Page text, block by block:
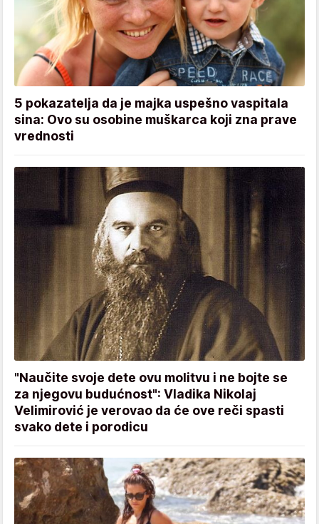
5 pokazatelja da je majka uspešno vaspitala
sina: Ovo su osobine muškarca koji zna prave
vrednosti
"Naučite svoje dete ovu molitvu i ne bojte se
za njegovu budućnost": Vladika Nikolaj
Velimirović je verovao da će ove reči spasti
svako dete i porodicu